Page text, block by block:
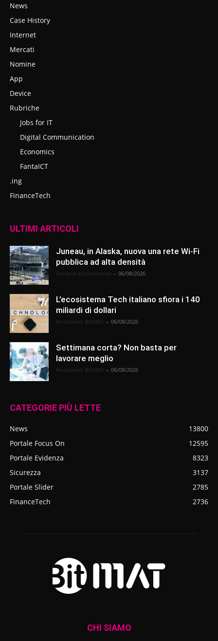
News
Case History
Internet
Mercati
Nomine
App
Device
Rubriche
Jobs for IT
Digital Communication
Economics
FantaICT
.ing
FinanceTech
ULTIMI ARTICOLI
Juneau, in Alaska, nuova una rete Wi-Fi
pubblica ad alta densità
- 06/08/2026
L’ecosistema Tech italiano sfiora i 140
miliardi di dollari
- 06/08/2026
Settimana corta? Non basta per
lavorare meglio
- 06/08/2026
CATEGORIE PIÙ LETTE
News
13800
Portale Focus On
12595
Portale Evidenza
8323
Sicurezza
3137
Portale Slider
2785
FinanceTech
2736
CHI SIAMO